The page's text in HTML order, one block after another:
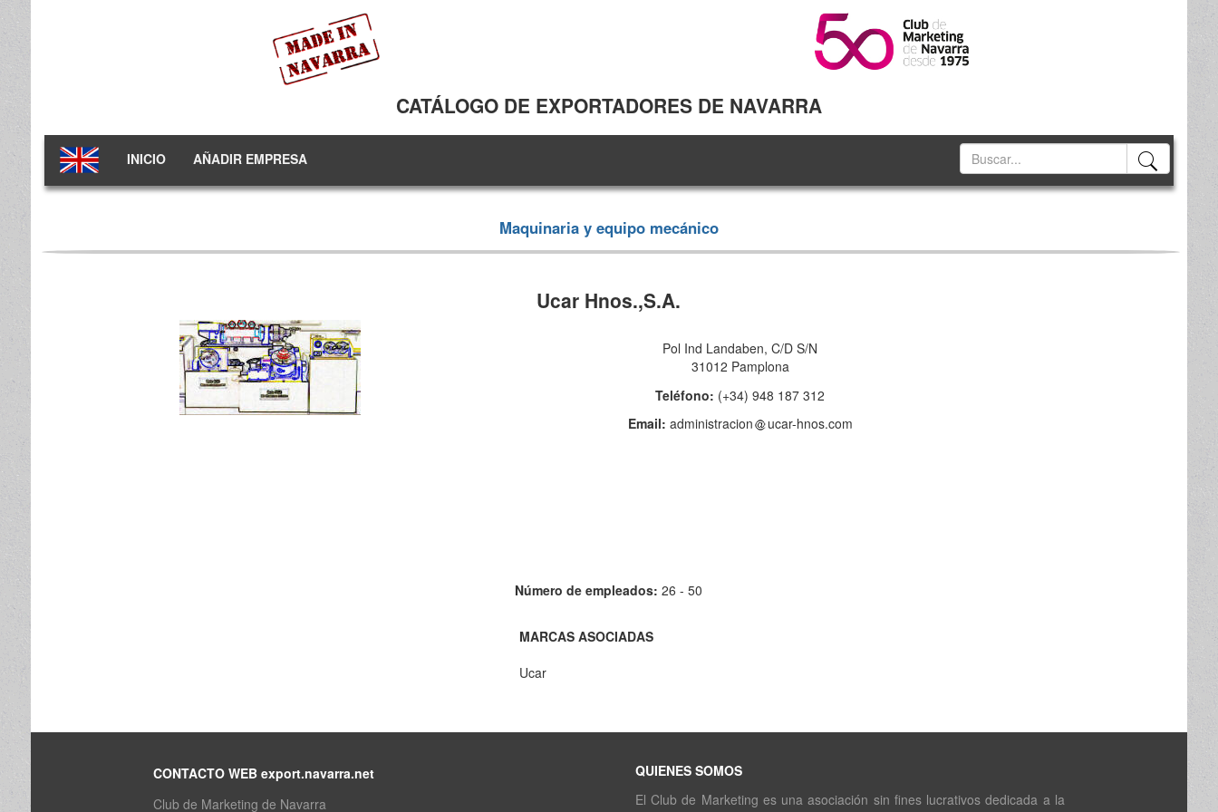
CATÁLOGO DE EXPORTADORES DE NAVARRA
INICIO AÑADIR EMPRESA
Maquinaria y equipo mecánico
Ucar Hnos.,S.A.
Pol Ind Landaben, C/D S/N
31012 Pamplona
Teléfono: (+34) 948 187 312
Email: administracion ucar-hnos.com
Número de empleados:26 - 50
MARCAS ASOCIADAS
Ucar
CONTACTO WEB export.navarra.net
Club de Marketing de Navarra
QUIENES SOMOS
El Club de Marketing es una asociación sin fines lucrativos dedicada a la